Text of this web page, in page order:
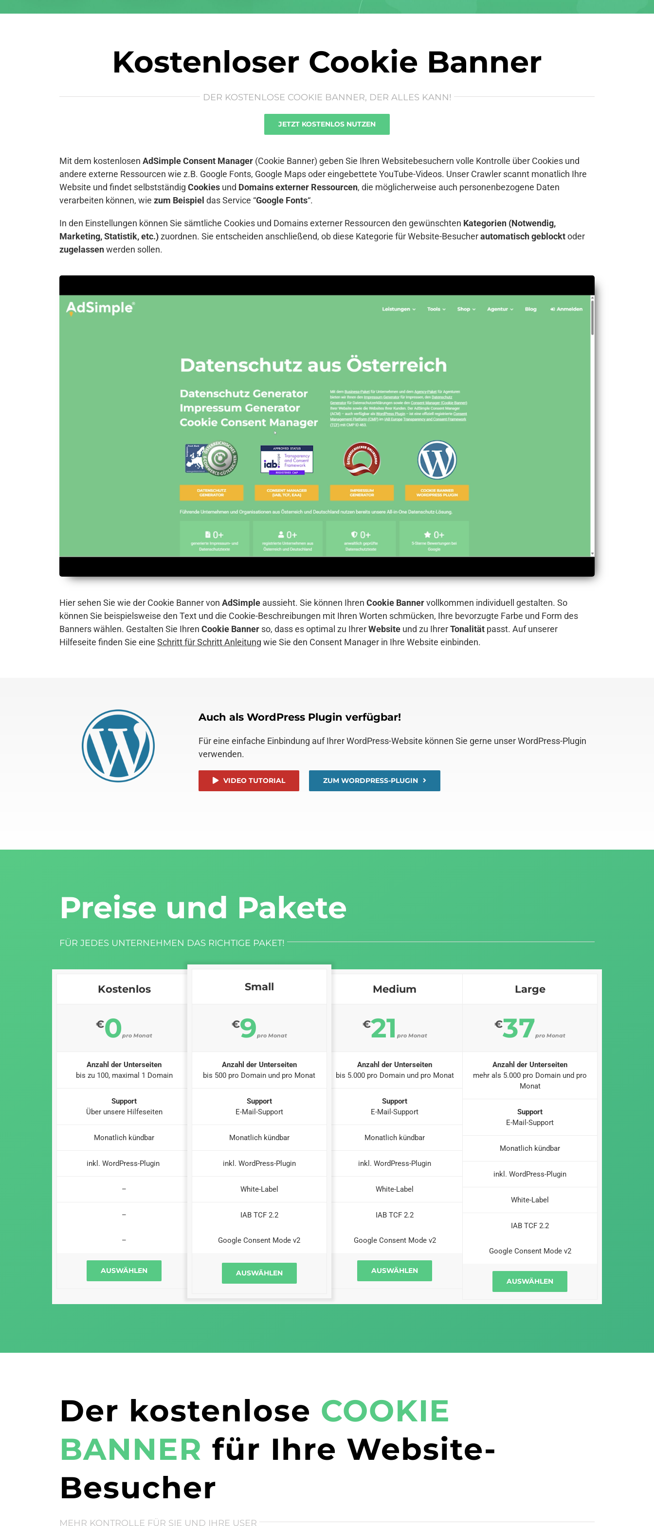
Kostenloser Cookie Banner
DER KOSTENLOSE COOKIE BANNER, DER ALLES KANN!
JETZT KOSTENLOS NUTZEN
Mit dem kostenlosen AdSimple Consent Manager (Cookie Banner) geben Sie Ihren Websitebesuchern volle Kontrolle über Cookies und
andere externe Ressourcen wie z.B. Google Fonts, Google Maps oder eingebettete YouTube-Videos. Unser Crawler scannt monatlich Ihre
Website und findet selbstständig Cookies und Domains externer Ressourcen, die möglicherweise auch personenbezogene Daten
verarbeiten können, wie zum Beispiel das Service “Google Fonts“.
In den Einstellungen können Sie sämtliche Cookies und Domains externer Ressourcen den gewünschten Kategorien (Notwendig,
Marketing, Statistik, etc.)zuordnen. Sie entscheiden anschließend, ob diese Kategorie für Website-Besucherautomatisch geblocktoder
zugelassenwerden sollen.
Hier sehen Sie wie der Cookie Banner von AdSimple aussieht. Sie können Ihren Cookie Bannervollkommen individuell gestalten. So
können Sie beispielsweise den Text und die Cookie-Beschreibungen mit Ihren Worten schmücken, Ihre bevorzugte Farbe und Form des
Banners wählen. Gestalten Sie Ihren Cookie Banner so, dass es optimal zu IhrerWebsite und zu IhrerTonalität passt. Auf unserer
Hilfeseite finden Sie eine Schritt für Schritt Anleitung wie Sie den Consent Manager in Ihre Website einbinden.
Auch als WordPress Plugin verfügbar!
Für eine einfache Einbindung auf Ihrer WordPress-Website können Sie gerne unser WordPress-Plugin
verwenden.
VIDEO TUTORIAL ZUM WORDPRESS-PLUGIN
Preise und Pakete
FÜR JEDES UNTERNEHMEN DAS RICHTIGE PAKET!
Kostenlos
€0pro Monat
Anzahl der Unterseiten
bis zu 100, maximal 1 Domain
Support
Über unsere Hilfeseiten
Monatlich kündbar
inkl. WordPress-Plugin
–
–
–
AUSWÄHLEN
Small
€9pro Monat
Anzahl der Unterseiten
bis 500 pro Domain und pro Monat
Support
E-Mail-Support
Monatlich kündbar
inkl. WordPress-Plugin
White-Label
IAB TCF 2.2
Google Consent Mode v2
AUSWÄHLEN
Medium
€21 pro Monat
Anzahl der Unterseiten
bis 5.000 pro Domain und pro Monat
Support
E-Mail-Support
Monatlich kündbar
inkl. WordPress-Plugin
White-Label
IAB TCF 2.2
Google Consent Mode v2
AUSWÄHLEN
Large
€37pro Monat
Anzahl der Unterseiten
mehr als 5.000 pro Domain und pro
Monat
Support
E-Mail-Support
Monatlich kündbar
inkl. WordPress-Plugin
White-Label
IAB TCF 2.2
Google Consent Mode v2
AUSWÄHLEN
Der kostenlose COOKIE
BANNER für Ihre Website-
Besucher
MEHR KONTROLLE FÜR SIE UND IHRE USER